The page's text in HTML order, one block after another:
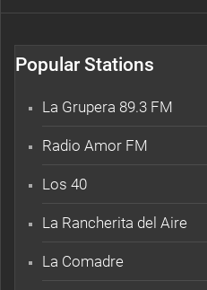
Popular Stations
La Grupera 89.3 FM
Radio Amor FM
Los 40
La Rancherita del Aire
La Comadre